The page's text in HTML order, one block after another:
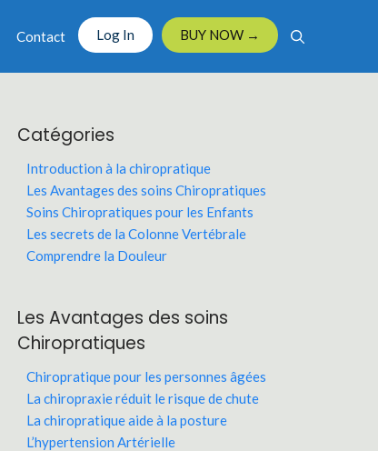
Contact Log In BUY NOW →
Catégories
Introduction à la chiropratique
Les Avantages des soins Chiropratiques
Soins Chiropratiques pour les Enfants
Les secrets de la Colonne Vertébrale
Comprendre la Douleur
Les Avantages des soins
Chiropratiques
Chiropratique pour les personnes âgées
La chiropraxie réduit le risque de chute
La chiropratique aide à la posture
L’hypertension Artérielle